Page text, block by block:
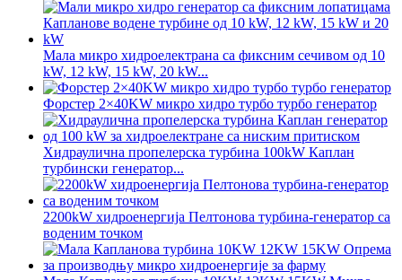
Мала микро хидроелектрана са фиксним сечивом од 10
kW, 12 kW, 15 kW, 20 kW...
Форстер 2×40KW микро хидро турбо турбо генератор
Хидраулична пропелерска турбина 100kW Каплан
турбински генератор...
2200kW хидроенергија Пелтонова турбина-генератор са
воденим точком